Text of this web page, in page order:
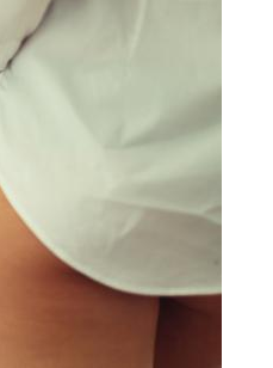
Fortes
pourquoi le